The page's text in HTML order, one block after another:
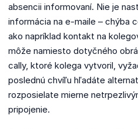
absencii informovaní. Nie je
informácia na e-maile – chýba
ako napríklad kontakt na
môže namiesto dotyčného
cally, ktoré kolega vytvoril,
poslednú chvíľu hľadáte
rozposielate mierne
pripojenie.